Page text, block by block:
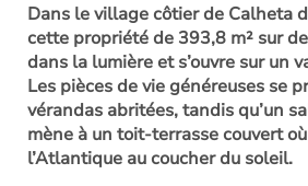
Dans le village côtier de Calheta
cette propriété de 393,8 m² sur
dans la lumière et s’ouvre sur un
Les pièces de vie généreuses se
vérandas abritées, tandis qu’un
mène à un toit-terrasse couvert
l’Atlantique au coucher du soleil.